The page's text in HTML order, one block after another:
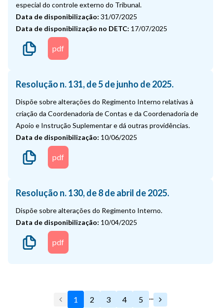
especial do controle externo do Tribunal.
Data de disponibilização: 31/07/2025
Data de disponibilização no DETC: 17/07/2025
pdf
Resolução n. 131, de 5 de junho de 2025.
Dispõe sobre alterações do Regimento Interno relativas à
criação da Coordenadoria de Contas e da Coordenadoria de
Apoio e Instrução Suplementar e dá outras providências.
Data de disponibilização: 10/06/2025
pdf
Resolução n. 130, de 8 de abril de 2025.
Dispõe sobre alterações do Regimento Interno.
Data de disponibilização: 10/04/2025
pdf
1 2 3 4 5 ...